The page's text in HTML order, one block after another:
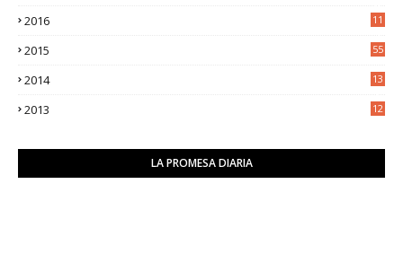
2016
11
2015 55
2014
13
2013
12
LA PROMESA DIARIA